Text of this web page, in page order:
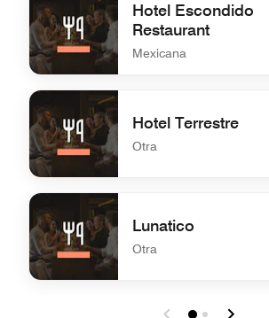
Hotel Escondido
Restaurant
Mexicana
undefined Hotel Escondido Restaurant
Hotel Terrestre
Otra
undefined Hotel Terrestre
Lunatico
Otra